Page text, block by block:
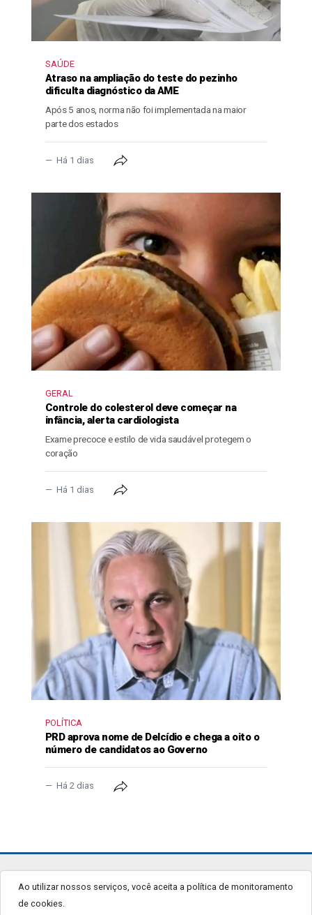
SAÚDE
Atraso na ampliação do teste do pezinho
dificulta diagnóstico da AME
Após 5 anos, norma não foi implementada na maior
parte dos estados
Há 1 dias
GERAL
Controle do colesterol deve começar na
infância, alerta cardiologista
Exame precoce e estilo de vida saudável protegem o
coração
Há 1 dias
POLÍTICA
PRD aprova nome de Delcídio e chega a oito o
número de candidatos ao Governo
Há 2 dias
Ao utilizar nossos serviços, você aceita a política de monitoramento
de cookies.
jornalgrandourados.com.br